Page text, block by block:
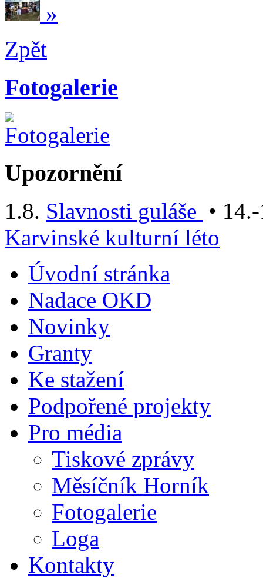
»
Zpět
Fotogalerie
Upozornění
1.8. Slavnosti guláše •
Karvinské kulturní léto
Úvodní stránka
Nadace OKD
Novinky
Granty
Ke stažení
Podpořené projekty
Pro média
Tiskové zprávy
Měsíčník Horník
Fotogalerie
Loga
Kontakty